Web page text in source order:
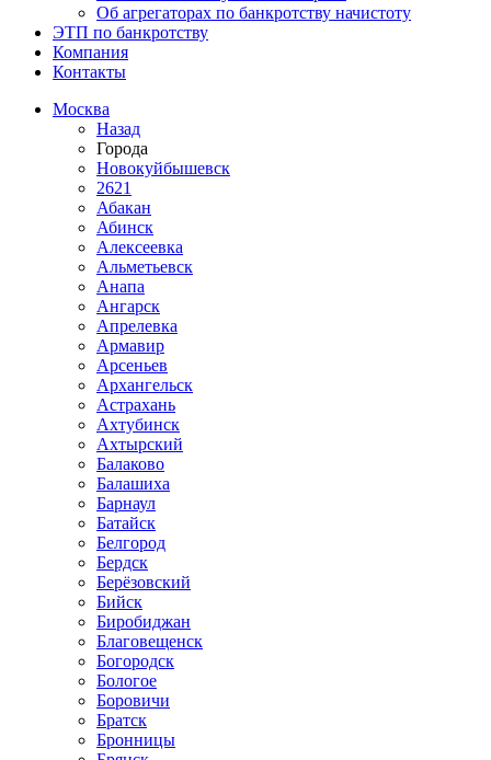
Об агрегаторах по банкротству начистоту
ЭТП по банкротству
Компания
Контакты
Москва
Назад
Города
Новокуйбышевск
2621
Абакан
Абинск
Алексеевка
Альметьевск
Анапа
Ангарск
Апрелевка
Армавир
Арсеньев
Архангельск
Астрахань
Ахтубинск
Ахтырский
Балаково
Балашиха
Барнаул
Батайск
Белгород
Бердск
Берёзовский
Бийск
Биробиджан
Благовещенск
Богородск
Бологое
Боровичи
Братск
Бронницы